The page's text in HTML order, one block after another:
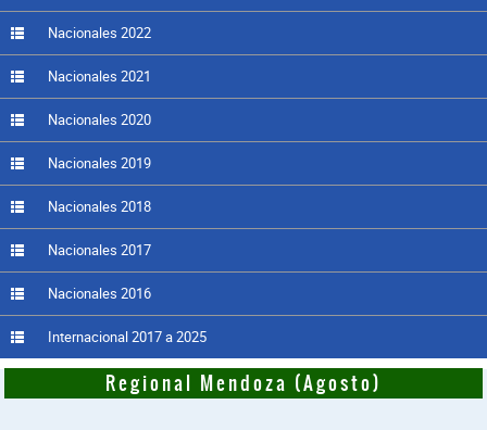
Nacionales 2022
Nacionales 2021
Nacionales 2020
Nacionales 2019
Nacionales 2018
Nacionales 2017
Nacionales 2016
Internacional 2017 a 2025
Regional Mendoza (Agosto)